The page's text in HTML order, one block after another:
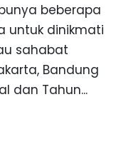
beberapa
untuk dinikmati
sahabat
Bandung
dan Tahun...